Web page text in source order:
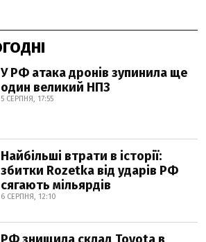
У РФ атака дронів зупинила ще
один великий НПЗ
5 СЕРПНЯ, 17:55
Найбільші втрати в історії:
збитки Rozetka від ударів РФ
сягають мільярдів
6 СЕРПНЯ, 12:10